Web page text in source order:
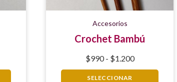
Accesorios
Crochet Bambú
$990 - $1.200
SELECCIONAR